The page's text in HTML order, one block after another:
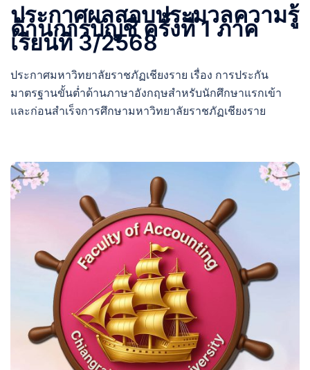
ประกาศผลสอบประมวลความรู้
ด้านการบัญชี ครั้งที่ 1 ภาค
เรียนที่ 3/2568
ประกาศมหาวิทยาลัยราชภัฏเชียงราย เรื่อง การประกัน
มาตรฐานขั้นต่ำด้านภาษาอังกฤษสำหรับนักศึกษาแรกเข้า
และก่อนสำเร็จการศึกษามหาวิทยาลัยราชภัฏเชียงราย